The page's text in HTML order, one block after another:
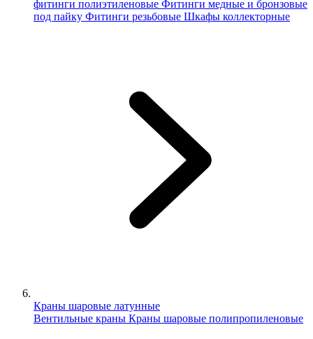
фитинги полиэтиленовые Фитинги медные и бронзовые
под пайку Фитинги резьбовые Шкафы коллекторные
Краны шаровые латунные
Вентильные краны Краны шаровые полипропиленовые